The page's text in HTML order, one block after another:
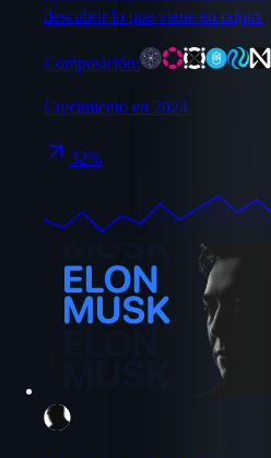
descubrir lo que viene en cripto.
Composición:
Crecimiento en 2024
32%